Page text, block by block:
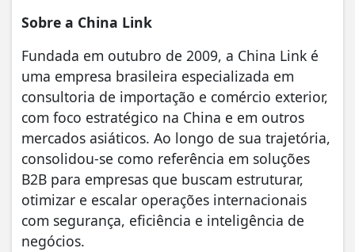
Sobre a China Link
Fundada em outubro de 2009, a China Link é
uma empresa brasileira especializada em
consultoria de importação e comércio exterior,
com foco estratégico na China e em outros
mercados asiáticos. Ao longo de sua trajetória,
consolidou-se como referência em soluções
B2B para empresas que buscam estruturar,
otimizar e escalar operações internacionais
com segurança, eficiência e inteligência de
negócios.